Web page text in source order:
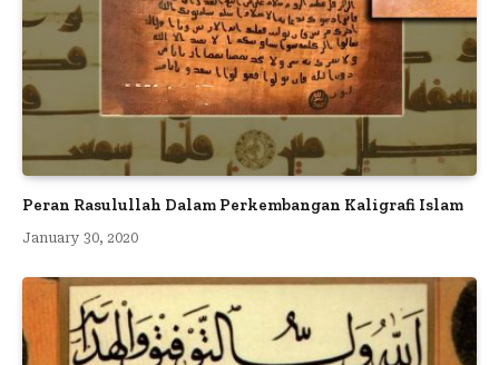
Peran Rasulullah Dalam Perkembangan Kaligrafi Islam
January 30, 2020